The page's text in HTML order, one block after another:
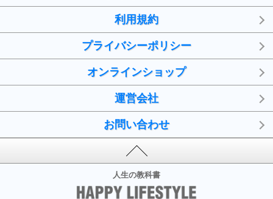
利用規約
プライバシーポリシー
オンラインショップ
運営会社
お問い合わせ
人生の教科書